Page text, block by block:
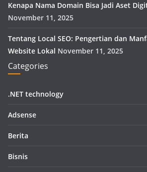
Kenapa Nama Domain Bisa Jadi Aset
November 11, 2025
Tentang Local SEO: Pengertian dan
Website Lokal November 11, 2025
Categories
.NET technology
Adsense
Berita
Bisnis